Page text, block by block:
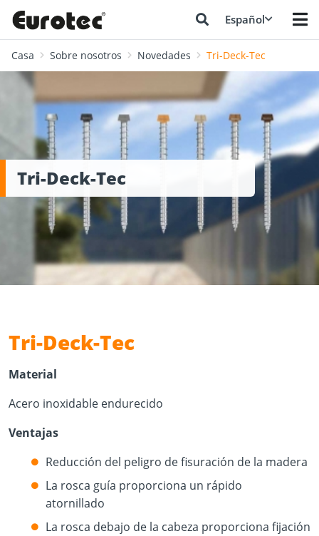
Español
Casa Sobre nosotros Novedades Tri-Deck-Tec
Tri-Deck-Tec
Tri-Deck-Tec
Material
Acero inoxidable endurecido
Ventajas
Reducción del peligro de fisuración de la madera
La rosca guía proporciona un rápido
atornillado
La rosca debajo de la cabeza proporciona fijación